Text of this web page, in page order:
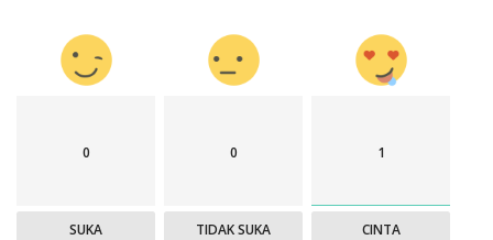
0
SUKA
0
TIDAK SUKA
1
CINTA